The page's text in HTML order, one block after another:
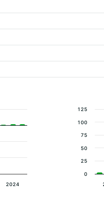
2024
0
25
50
75
100
125